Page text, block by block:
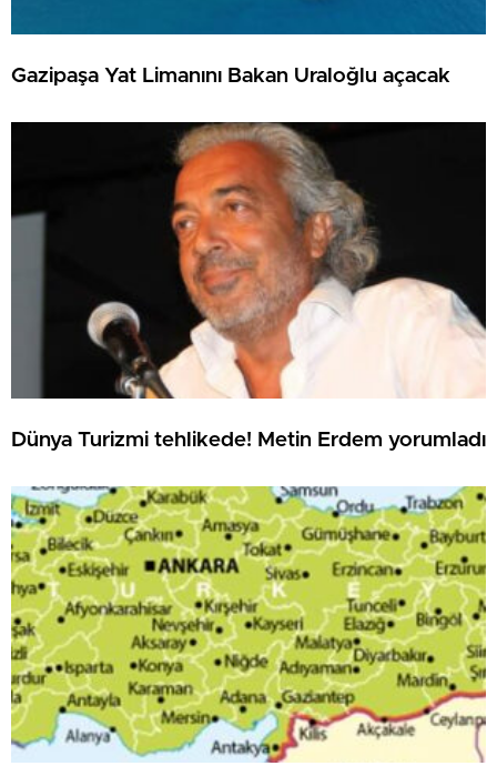
Gazipaşa Yat Limanını Bakan Uraloğlu açacak
Dünya Turizmi tehlikede! Metin Erdem yorumladı